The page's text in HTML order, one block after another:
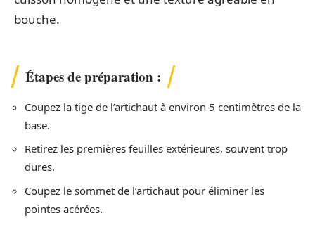
bouche.
Étapes de préparation :
Coupez la tige de l’artichaut à environ 5 centimètres de la
base.
Retirez les premières feuilles extérieures, souvent trop
dures.
Coupez le sommet de l’artichaut pour éliminer les
pointes acérées.